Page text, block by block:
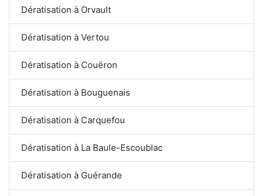
Dératisation à Orvault
Dératisation à Vertou
Dératisation à Couëron
Dératisation à Bouguenais
Dératisation à Carquefou
Dératisation à La Baule-Escoublac
Dératisation à Guérande